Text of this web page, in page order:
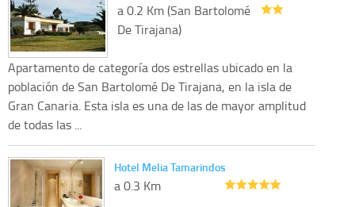
a 0.2 Km (San Bartolomé
De Tirajana)
Apartamento de categoría dos estrellas ubicado en la
población de San Bartolomé De Tirajana, en la isla de
Gran Canaria. Esta isla es una de las de mayor amplitud
de todas las ...
Hotel Melia Tamarindos
a 0.3 Km